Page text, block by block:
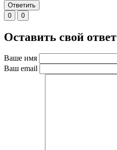
Ответить
0
0
Оставить свой ответ
Ваше имя
Ваш email